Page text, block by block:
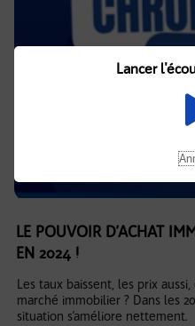
LE POUVOIR D’ACHAT
EN 2024 !
Les taux baissent, les prix
marché immobilier ? Dans les
situation s’améliore nettement.
Lancer